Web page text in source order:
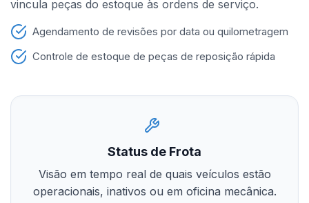
vincula peças do estoque às ordens de serviço.
Agendamento de revisões por data ou quilometragem
Controle de estoque de peças de reposição rápida
Status de Frota
Visão em tempo real de quais veículos estão
operacionais, inativos ou em oficina mecânica.